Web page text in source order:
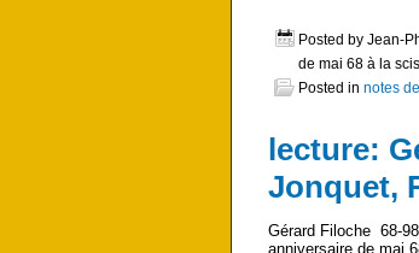
Posted by Jean-
de mai 68 à la
Posted in notes
lecture:
Jonquet,
Gérard Filoche 68-
anniversaire de mai